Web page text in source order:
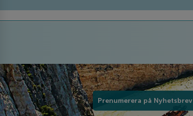
Prenumerera på Nyhetsbrev